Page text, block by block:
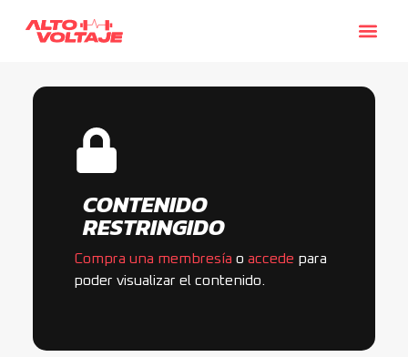
CONTENIDO
RESTRINGIDO
Compra una membresía o accede para
poder visualizar el contenido.